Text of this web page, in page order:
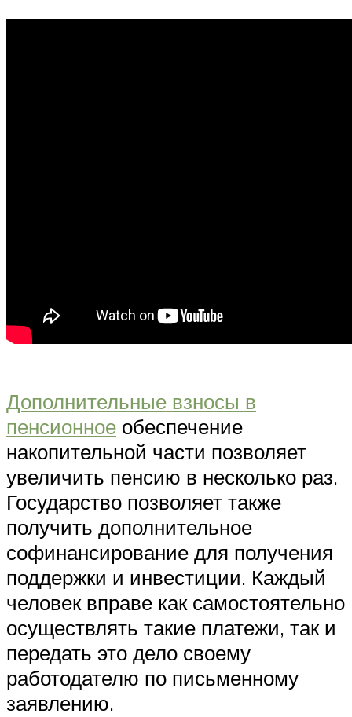
Дополнительные взносы в
пенсионное обеспечение
накопительной части позволяет
увеличить пенсию в несколько раз.
Государство позволяет также
получить дополнительное
софинансирование для получения
поддержки и инвестиции. Каждый
человек вправе как самостоятельно
осуществлять такие платежи, так и
передать это дело своему
работодателю по письменному
заявлению.